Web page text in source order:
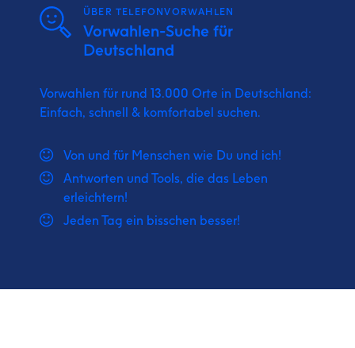
ÜBER TELEFONVORWAHLEN
Vorwahlen-Suche für
Deutschland
Vorwahlen für rund 13.000 Orte in Deutschland:
Einfach, schnell & komfortabel suchen.
Von und für Menschen wie Du und ich!
Antworten und Tools, die das Leben
erleichtern!
Jeden Tag ein bisschen besser!